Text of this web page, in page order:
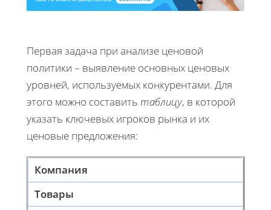
Первая задача при анализе ценовой
политики – выявление основных ценовых
уровней, используемых конкурентами. Для
этого можно составить таблицу, в которой
указать ключевых игроков рынка и их
ценовые предложения:
Компания
Товары